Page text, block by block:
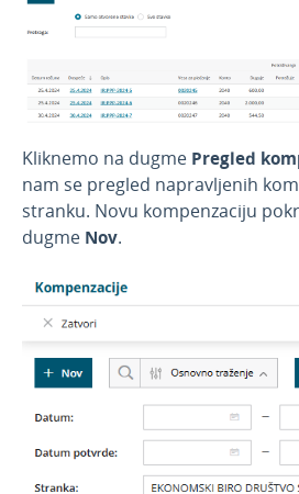
Povezivanje sa POS
Kliknemo na dugme Pregled
nam se pregled napravljenih
stranku. Novu kompenzaciju
dugme Nov.